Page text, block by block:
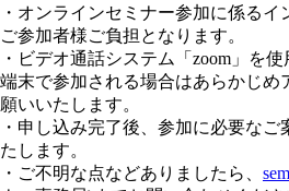
・オンラインセミナー参加に係る
ご参加者様ご負担となります。
・ビデオ通話システム「zoom」を
端末で参加される場合はあらかじめ
願いいたします。
・申し込み完了後、参加に必要な
たします。
・ご不明な点などありましたら、